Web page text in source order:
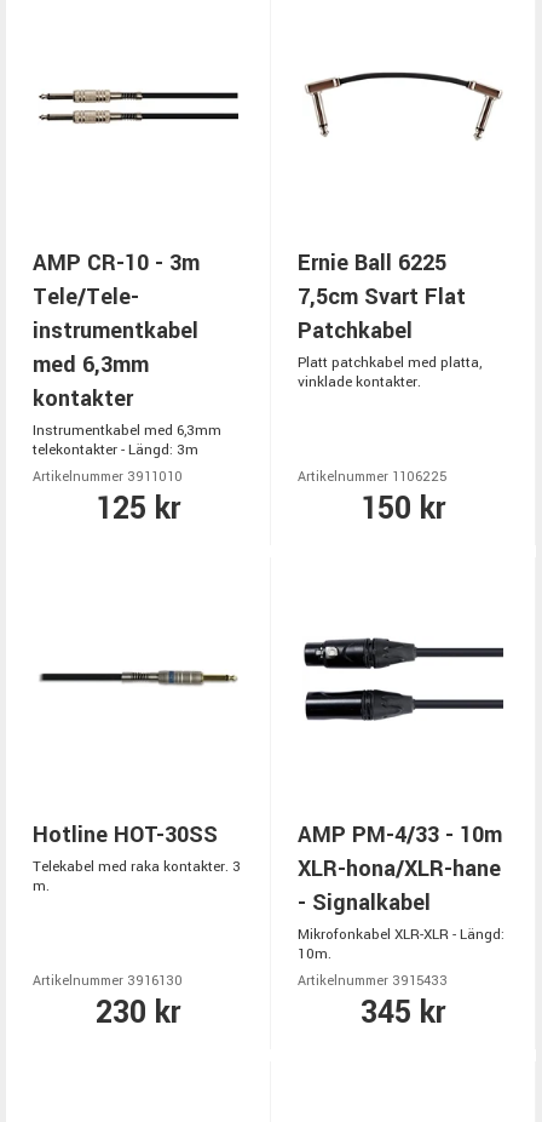
AMP CR-10 - 3m
Tele/Tele-
instrumentkabel
med 6,3mm
kontakter
Instrumentkabel med 6,3mm
telekontakter - Längd: 3m
Artikelnummer 3911010
125 kr
Ernie Ball 6225
7,5cm Svart Flat
Patchkabel
Platt patchkabel med platta,
vinklade kontakter.
Artikelnummer 1106225
150 kr
Hotline HOT-30SS
Telekabel med raka kontakter. 3
m.
Artikelnummer 3916130
230 kr
AMP PM-4/33 - 10m
XLR-hona/XLR-hane
- Signalkabel
Mikrofonkabel XLR-XLR - Längd:
10m.
Artikelnummer 3915433
345 kr